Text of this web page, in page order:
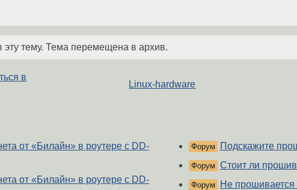
тему. Тема перемещена в архив.
в
Linux-hardware
от «Билайн» в роутере с DD-
от «Билайн» в роутере с DD-
Форум Подскажите
Форум Cтоит ли
Форум Не прошивается